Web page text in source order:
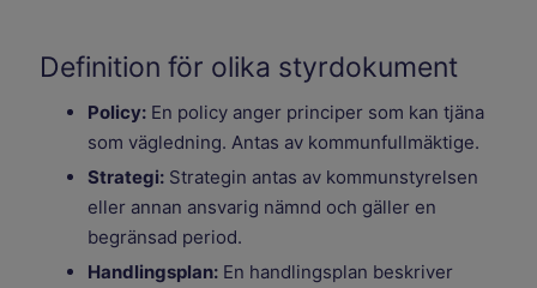
Definition för olika styrdokument
Policy: En policy anger principer som kan tjäna
som vägledning. Antas av kommunfullmäktige.
Strategi: Strategin antas av kommunstyrelsen
eller annan ansvarig nämnd och gäller en
begränsad period.
Handlingsplan: En handlingsplan beskriver